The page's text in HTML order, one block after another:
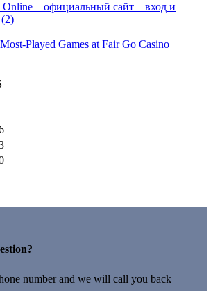
Online – официальный сайт – вход и
(2)
Played Games at Fair Go Casino
number and we will call you back